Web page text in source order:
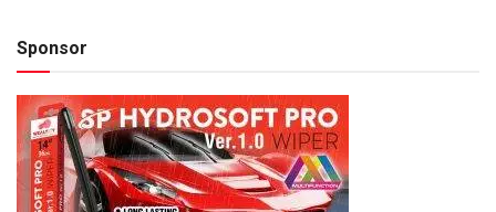
Sponsor